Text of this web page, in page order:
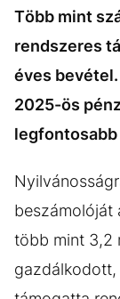
Több mint
rendszeres
éves
2025-ös
legfontosabb
beszámolóját
több mint 3,2
gazdálkodott,